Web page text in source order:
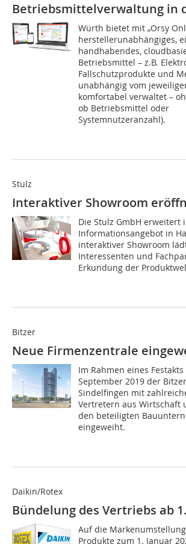
Betriebsmittelverwaltung in
Würth bietet mit „Orsy
herstellerunabhängiges,
handhabendes,
Betriebsmittel – z.B.
Fallschutzprodukte und
unabhängig vom
komfortabel verwaltet –
ob Betriebsmittel oder
Systemnutzeranzahl).
Stulz
Interaktiver Showroom
Die Stulz GmbH erweitert
Informationsangebot in
interaktiver Showroom
Interessenten und
Erkundung der
Bitzer
Neue Firmenzentrale
Im Rahmen eines
September 2019 der
Sindelfingen mit
Vertretern aus Wirtschaft
den beteiligten
eingeweiht.
Daikin/Rotex
Bündelung des Vertriebs ab
Auf die
Produkte zum 1. Januar